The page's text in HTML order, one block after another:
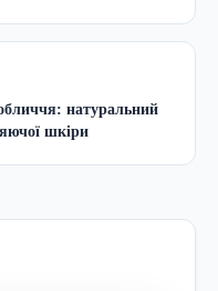
натуральний
шкіри